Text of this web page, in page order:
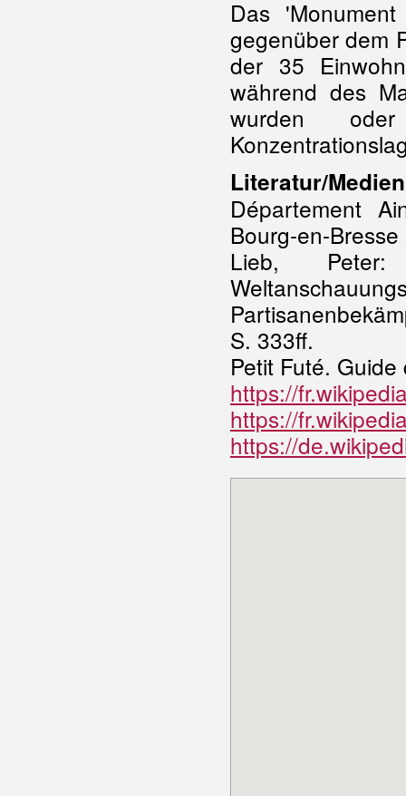
Das
gegenüber dem
der 35
während des
wurden
Literatur/Medien
Département
Bourg-en-
Lieb,
S. 333ff.
Petit Futé.
https://
https://
https://